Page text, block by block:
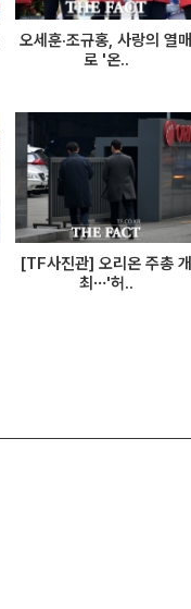
오세훈·조규홍, 사랑의 열매
로 '온..
[TF사진관] 오리온 주총 개
최…'허..